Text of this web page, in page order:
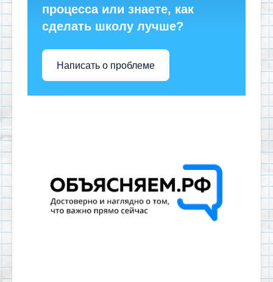
процесса или знаете, как
сделать школу лучше?
Написать о проблеме